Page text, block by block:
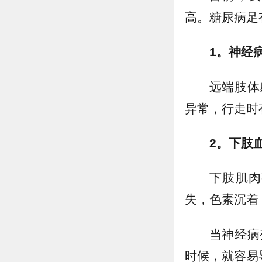
高。糖尿病
1。神经
远端肢
异常，行走
2。下肢
下肢肌
失，色素沉
当神经
时候，就容